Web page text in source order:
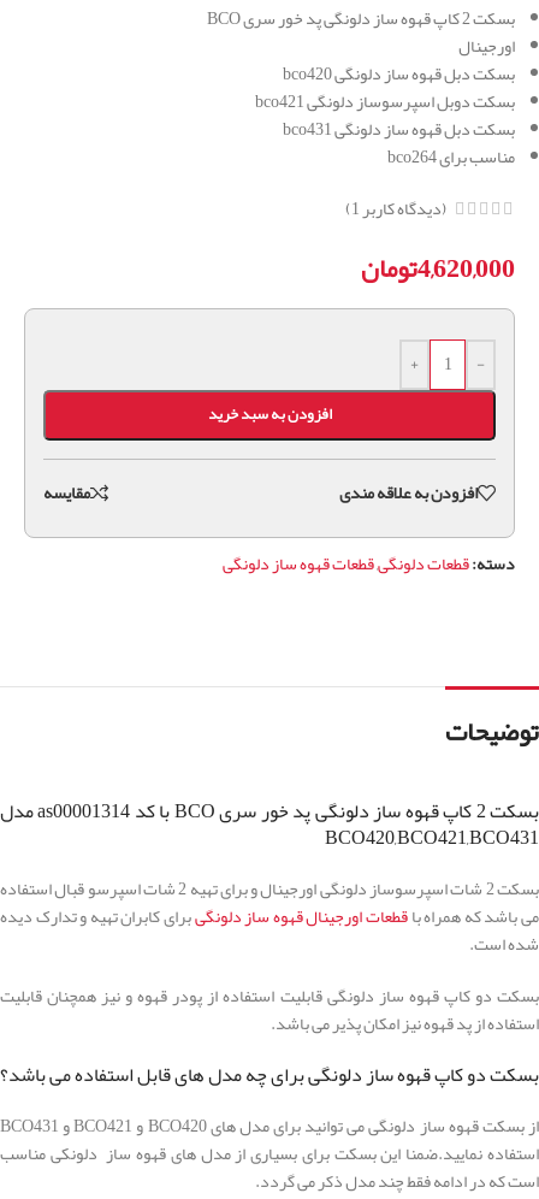
بسکت 2 کاپ قهوه ساز دلونگی پد خور سری BCO
اورجینال
بسکت دبل قهوه ساز دلونگی bco420
بسکت دوبل اسپرسوساز دلونگی bco421
بسکت دبل قهوه ساز دلونگی bco431
مناسب برای bco264
(دیدگاه کاربر1
)
4,620,000تومان
-
+
افزودن به سبد خرید
افزودن به علاقه مندی مقايسه
دسته:قطعات دلونگی,قطعات قهوه ساز دلونگی
توضیحات
بسکت 2 کاپ قهوه ساز دلونگی پد خور سری BCO با کد as00001314 مدل
BCO420,BCO421,BCO431
بسکت 2 شات اسپرسوساز دلونگی اورجینال و برای تهیه 2 شات اسپرسو قبال استفاده
می باشد که همراه باقطعات اورجینال قهوه ساز دلونگیبرای کابران تهیه و تدارک دیده
شده است.
بسکت دو کاپ قهوه ساز دلونگی قابلیت استفاده از پودر قهوه و نیز همچنان قابلیت
استفاده از پد قهوه نیز امکان پذیر می باشد.
بسکت دو کاپ قهوه ساز دلونگی برای چه مدل های قابل استفاده می باشد؟
از بسکت قهوه ساز دلونگی می توانید برای مدل های BCO420 و BCO421 و BCO431
استفاده نمایید.ضمنا این بسکت برای بسیاری از مدل های قهوه ساز دلونکی مناسب
است که در ادامه فقط چند مدل ذکر می گردد.